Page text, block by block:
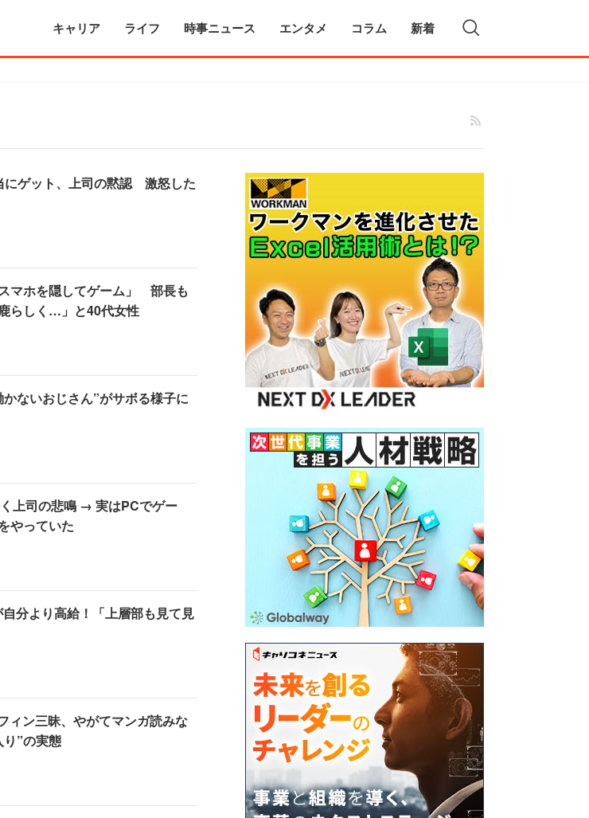
キャリア ライフ 時事ニュース エンタメ コラム 新着
にゲット、上司の黙認 激怒した
マホを隠してゲーム」 部長も
らしく…」と40代女性
ないおじさん”がサボる様子に
上司の悲鳴 → 実はPCでゲー
やっていた
分より高給！「上層部も見て見
ィン三昧、やがてマンガ読みな
”の実態